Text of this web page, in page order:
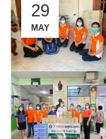
29
MAY